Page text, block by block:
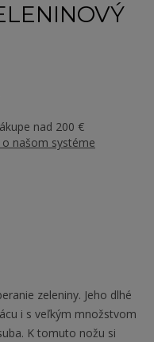
nad 200 €
našom systéme
zeleniny. Jeho dlhé
i s veľkým množstvom
K tomuto nožu si